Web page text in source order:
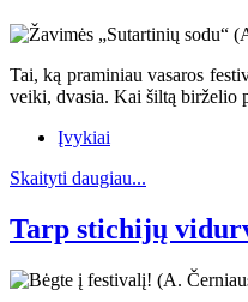
Tai, ką praminiau vasaros
veiki, dvasia. Kai šiltą birželio
Įvykiai
Skaityti daugiau...
Tarp stichijų